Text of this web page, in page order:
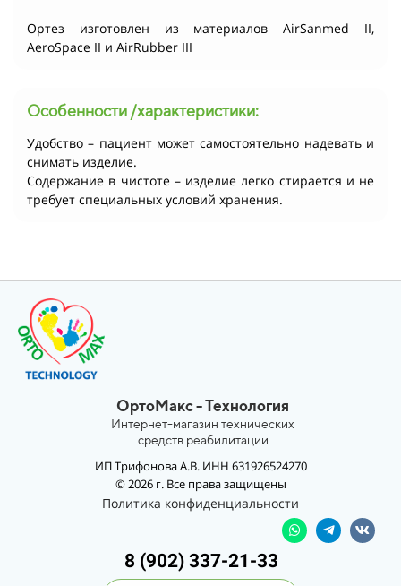
Ортез изготовлен из материалов AirSanmed II,
AeroSpace II и AirRubber III
Особенности /характеристики:
Удобство – пациент может самостоятельно надевать и
снимать изделие.
Содержание в чистоте – изделие легко стирается и не
требует специальных условий хранения.
ОртоМакс - Технология
Интернет-магазин технических
средств реабилитации
ИП Трифонова А.В. ИНН 631926524270
© 2026 г. Все права защищены
Политика конфиденциальности
8 (902) 337-21-33